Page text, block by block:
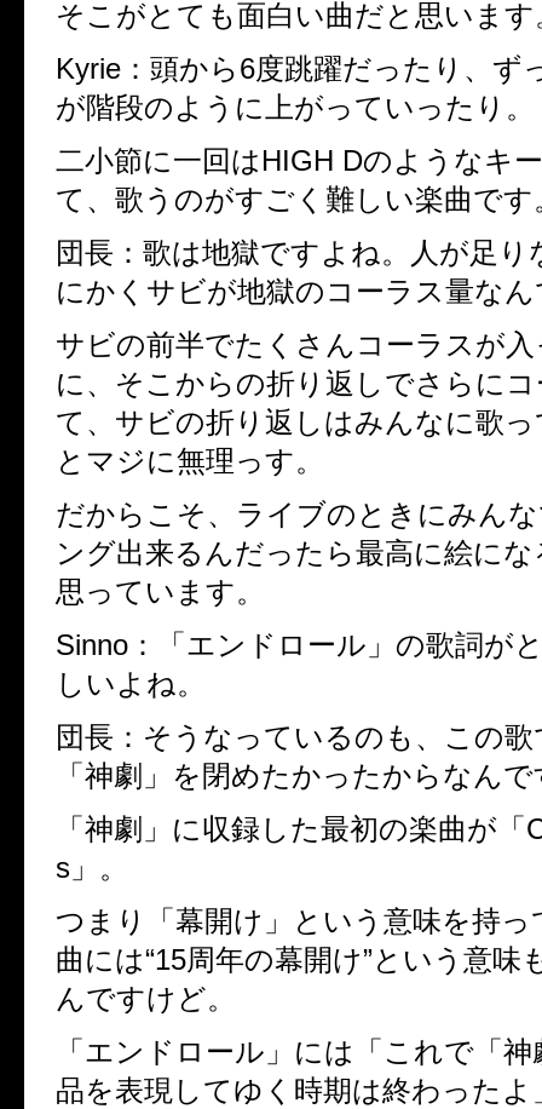
そこがとても面白い曲だと思います
Kyrie： 頭から6度跳躍だったり、ず
が階段のように上がっていったり。
二小節に一回はHIGH Dのようなキ
て、歌うのがすごく難しい楽曲です
団長： 歌は地獄ですよね。人が足り
にかくサビが地獄のコーラス量な
サビの前半でたくさんコーラスが
に、そこからの折り返しでさらに
て、サビの折り返しはみんなに歌
とマジに無理っす。
だからこそ、ライブのときにみん
ング出来るんだったら最高に絵に
思っています。
Sinno：
「エンドロール」の歌詞が
しいよね。
団長： そうなっているのも、この
「神劇」を閉めたかったからなん
「神劇」に収録した最初の楽曲が「
s」。
つまり「幕開け」という意味を持
曲には“15周年の幕開け”という意味
んですけど。
「エンドロール」には「これで「
品を表現してゆく時期は終わったよ